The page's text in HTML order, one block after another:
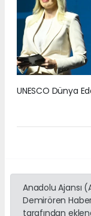
UNESCO Dünya
Anadolu Ajansı
Demirören
tarafından